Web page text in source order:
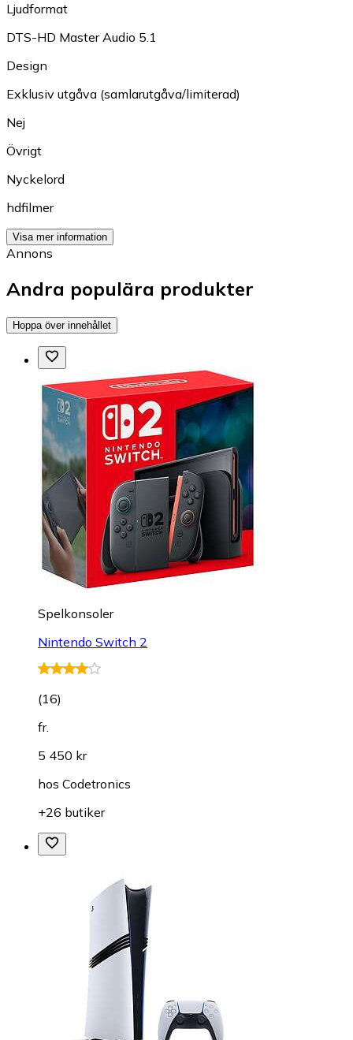
Ljudformat
DTS-HD Master Audio 5.1
Design
Exklusiv utgåva (samlarutgåva/limiterad)
Nej
Övrigt
Nyckelord
hdfilmer
Visa mer information
Annons
Andra populära produkter
Hoppa över innehållet
Spelkonsoler
Nintendo Switch 2
(16)
fr.
5 450 kr
hos Codetronics
+26 butiker